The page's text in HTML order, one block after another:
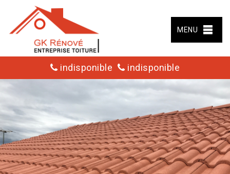
MENU
indisponible indisponible